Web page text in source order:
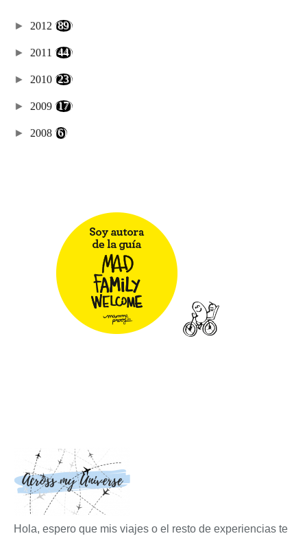
► 2012 (89)
► 2011 (44)
► 2010 (23)
► 2009 (17)
► 2008 (6)
Hola, espero que mis viajes o el resto de experiencias te